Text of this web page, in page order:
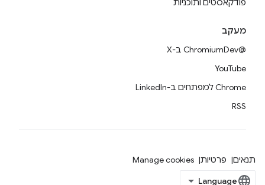
פודקאסטים ותוכניות
מעקב
@ChromiumDev ב-X
YouTube
Chrome למפתחים ב-LinkedIn
RSS
תנאים פרטיות Manage cookies